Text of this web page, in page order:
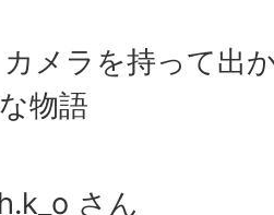
カメラを持って出
物語
さん